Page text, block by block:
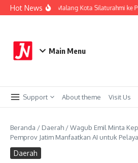
Lewati ke konten
Hot News
Kapolresta Malang Kota Silaturahmi ke
Main Menu
Support About theme Visit Us
Beranda / Daerah /Wagub Emil Minta
Pemprov Jatim Manfaatkan AI untuk
Daerah